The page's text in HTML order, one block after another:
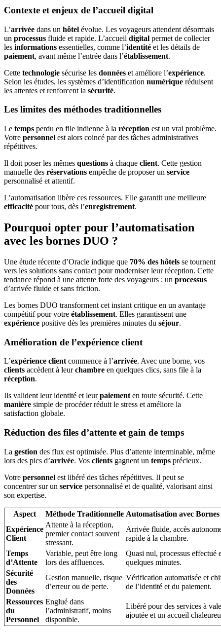
Contexte et enjeux de l’accueil digital
L’arrivée dans un hôtel évolue. Les voyageurs attendent désormais
un processus fluide et rapide. L’accueil digital permet de collecter
les informations essentielles, comme l’identité et les détails de
paiement, avant même l’entrée dans l’établissement.
Cette technologie sécurise les données et améliore l’expérience.
Selon les études, les systèmes d’identification numérique réduisent
les attentes et renforcent la sécurité.
Les limites des méthodes traditionnelles
Le temps perdu en file indienne à la réception est un vrai problème.
Votre personnel est alors coincé par des tâches administratives
répétitives.
Il doit poser les mêmes questions à chaque client. Cette gestion
manuelle des réservations empêche de proposer un service
personnalisé et attentif.
L’automatisation libère ces ressources. Elle garantit une meilleure
efficacité pour tous, dès l’enregistrement.
Pourquoi opter pour l’automatisation
avec les bornes DUO ?
Une étude récente d’Oracle indique que 70% des hôtels se tournent
vers les solutions sans contact pour moderniser leur réception. Cette
tendance répond à une attente forte des voyageurs : un processus
d’arrivée fluide et sans friction.
Les bornes DUO transforment cet instant critique en un avantage
compétitif pour votre établissement. Elles garantissent une
expérience positive dès les premières minutes du séjour.
Amélioration de l’expérience client
L’expérience client commence à l’arrivée. Avec une borne, vos
clients accèdent à leurchambre en quelques clics, sans file à la
réception.
Ils valident leur identité et leurpaiement en toute sécurité. Cette
manière simple de procéder réduit le stress et améliore la
satisfaction globale.
Réduction des files d’attente et gain de temps
La gestion des flux est optimisée. Plus d’attente interminable, même
lors des pics d’arrivée. Vos clients gagnent un temps précieux.
Votre personnel est libéré des tâches répétitives. Il peut se
concentrer sur un service personnalisé et de qualité, valorisant ainsi
son expertise.
Aspect Méthode Traditionnelle Automatisation avec
Expérience
Client
Attente à la réception,
premier contact souvent
stressant.
Arrivée fluide, accès
rapide à la chambre.
Temps
d’Attente
Variable, peut être long
lors des affluences.
Quasi nul, processus effectué
quelques minutes.
Sécurité
des
Données
Gestion manuelle, risque
d’erreur ou de perte.
Vérification automatisée et
de l’identité et du paiement.
Ressources
du
Personnel
Englué dans
l’administratif, moins
disponible.
Libéré pour des services à
ajoutée et un accueil